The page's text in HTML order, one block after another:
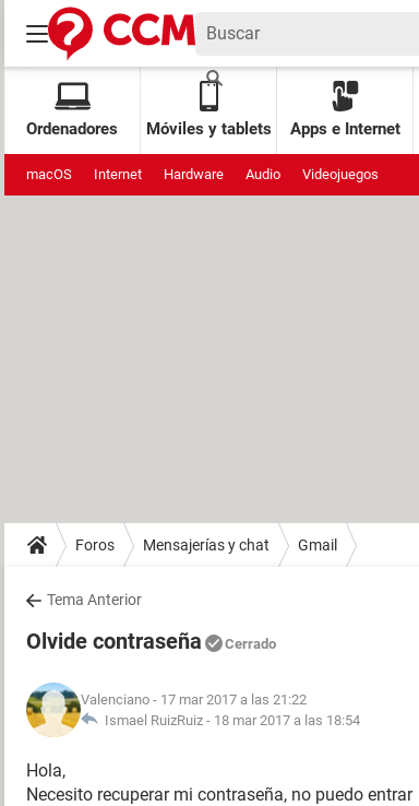
Ordenadores Móviles y tablets Apps e Internet
macOS Internet Hardware Audio Videojuegos
Foros Mensajerías y chat Gmail
Tema Anterior
Olvide contraseña Cerrado
Valenciano - 17 mar 2017 a las 21:22
Ismael RuizRuiz - 18 mar 2017 a las 18:54
Hola,
Necesito recuperar mi contraseña, no puedo entrar